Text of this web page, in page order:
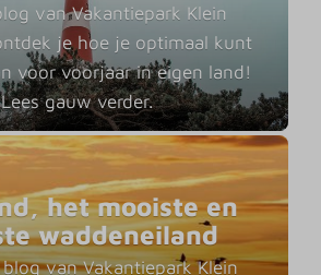
van Vakantiepark Klein
je hoe je optimaal kunt
voor voorjaar in eigen land!
Lees gauw verder.
het mooiste en
waddeneiland
blog van Vakantiepark Klein